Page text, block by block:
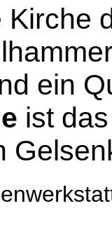
Kirche
ein
ist